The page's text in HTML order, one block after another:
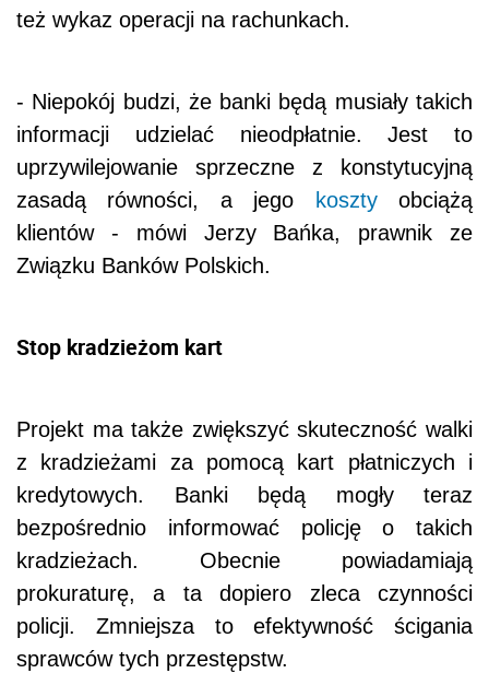
też wykaz operacji na rachunkach.
- Niepokój budzi, że banki będą musiały takich
informacji udzielać nieodpłatnie. Jest to
uprzywilejowanie sprzeczne z konstytucyjną
zasadą równości, a jego kosztyobciążą
klientów - mówi Jerzy Bańka, prawnik ze
Związku Banków Polskich.
Stop kradzieżom kart
Projekt ma także zwiększyć skuteczność walki
z kradzieżami za pomocą kart płatniczych i
kredytowych. Banki będą mogły teraz
bezpośrednio informować policję o takich
kradzieżach. Obecnie powiadamiają
prokuraturę, a ta dopiero zleca czynności
policji. Zmniejsza to efektywność ścigania
sprawców tych przestępstw.